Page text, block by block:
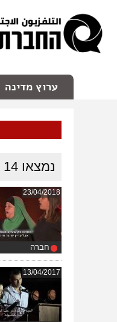
ערוץ מדינה
נמצאו 14
23/04/2018
חברה
13/04/2017